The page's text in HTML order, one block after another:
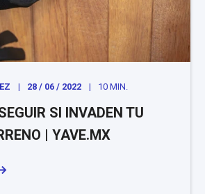
28 / 06 / 2022 10 MIN.
SI INVADEN TU
| YAVE.MX